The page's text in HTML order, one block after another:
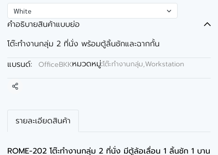
White
คำอธิบายสินค้าแบบย่อ
โต๊ะทำงานกลุ่ม 2 ที่นั่ง พร้อมตู้ลิ้นชักและฉากกั้น
แบรนด์:
OfficeBKKหมวดหมู่:โต๊ะทำงานกลุ่ม,Workstation
แชร์
รายละเอียดสินค้า
ROME-202 โต๊ะทำงานกลุ่ม 2 ที่นั่ง มีตู้ล้อเลื่อน 1 ลิ้นชัก 1 บาน